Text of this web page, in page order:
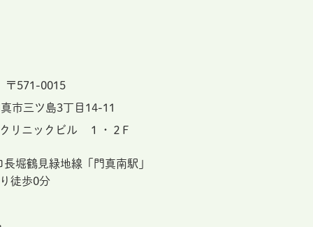
〒571-0015
市三ツ島3丁目14-11
リニックビル １・２F
長堀鶴見緑地線「門真南駅」
徒歩0分